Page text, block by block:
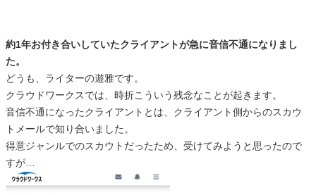
約1年お付き合いしていたクライアントが急に音信不通になりまし
た。
どうも、ライターの遊雅です。
クラウドワークスでは、時折こういう残念なことが起きます。
音信不通になったクライアントとは、クライアント側からのスカウ
トメールで知り合いました。
得意ジャンルでのスカウトだったため、受けてみようと思ったので
すが…